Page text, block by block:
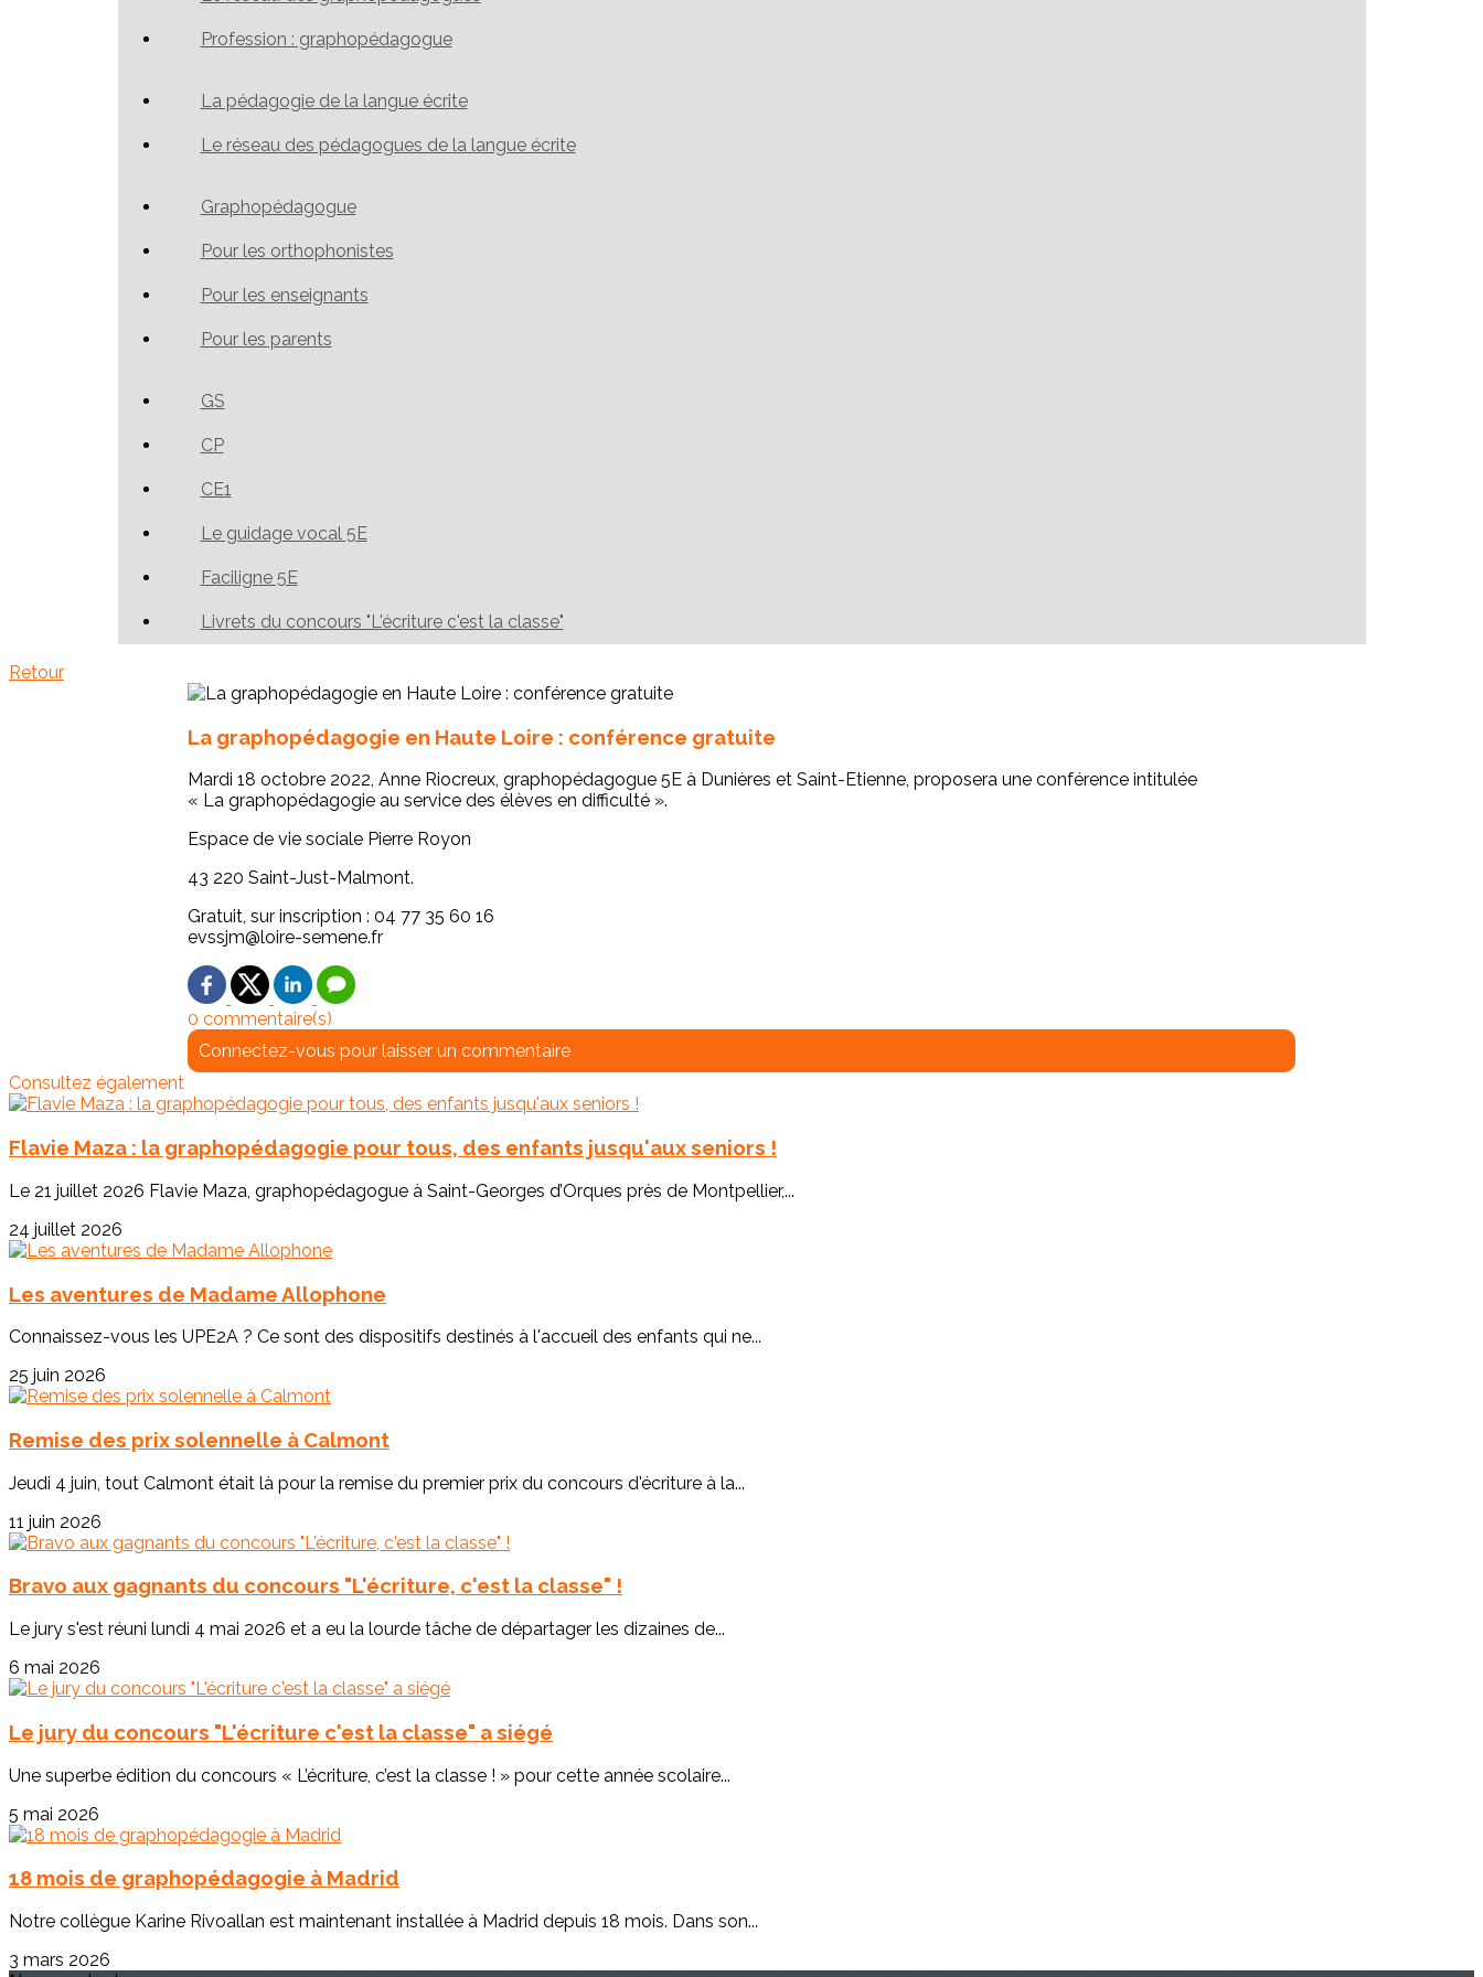
Profession : graphopédagogue
La pédagogie de la langue écrite
Le réseau des pédagogues de la langue écrite
Graphopédagogue
Pour les orthophonistes
Pour les enseignants
Pour les parents
GS
CP
CE1
Le guidage vocal 5E
Faciligne 5E
Livrets du concours "L'écriture c'est la classe"
Retour
La graphopédagogie en Haute Loire : conférence gratuite
Mardi 18 octobre 2022, Anne Riocreux, graphopédagogue 5E à Dunières et Saint-Etienne, proposera une conférence intitulée
« La graphopédagogie au service des élèves en difficulté ».
Espace de vie sociale Pierre Royon
43 220 Saint-Just-Malmont.
Gratuit, sur inscription : 04 77 35 60 16
evssjm@loire-semene.fr
0 commentaire(s)
Connectez-vous pour laisser un commentaire
Consultez également
Flavie Maza : la graphopédagogie pour tous, des enfants jusqu'aux seniors !
Le 21 juillet 2026 Flavie Maza, graphopédagogue à Saint-Georges d’Orques près de Montpellier,...
24 juillet 2026
Les aventures de Madame Allophone
Connaissez-vous les UPE2A ? Ce sont des dispositifs destinés à l'accueil des enfants qui ne...
25 juin 2026
Remise des prix solennelle à Calmont
Jeudi 4 juin, tout Calmont était là pour la remise du premier prix du concours d'écriture à la...
11 juin 2026
Bravo aux gagnants du concours "L'écriture, c'est la classe" !
Le jury s'est réuni lundi 4 mai 2026 et a eu la lourde tâche de départager les dizaines de...
6 mai 2026
Le jury du concours "L'écriture c'est la classe" a siégé
Une superbe édition du concours « L’écriture, c’est la classe ! » pour cette année scolaire...
5 mai 2026
18 mois de graphopédagogie à Madrid
Notre collègue Karine Rivoallan est maintenant installée à Madrid depuis 18 mois. Dans son...
3 mars 2026